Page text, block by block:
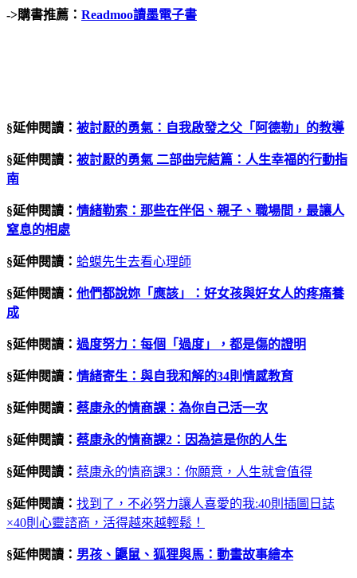
->購書推薦： Readmoo讀墨電子書
§延伸閱讀： 被討厭的勇氣：自我啟發之父「阿德勒」的教導
§延伸閱讀： 被討厭的勇氣 二部曲完結篇：人生幸福的行動指
南
§延伸閱讀： 情緒勒索：那些在伴侶、親子、職場間，最讓人
窒息的相處
§延伸閱讀： 蛤蟆先生去看心理師
§延伸閱讀： 他們都說妳「應該」：好女孩與好女人的疼痛養
成
§延伸閱讀： 過度努力：每個「過度」，都是傷的證明
§延伸閱讀： 情緒寄生：與自我和解的34則情感教育
§延伸閱讀： 蔡康永的情商課：為你自己活一次
§延伸閱讀： 蔡康永的情商課2 ：因為這是你的人生
§延伸閱讀： 蔡康永的情商課3：你願意，人生就會值得
§延伸閱讀： 找到了，不必努力讓人喜愛的我:40則插圖日誌
×40則心靈諮商，活得越來越輕鬆！
§延伸閱讀： 男孩、鼴鼠、狐狸與馬：動畫故事繪本